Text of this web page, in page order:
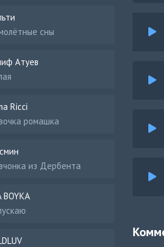
сны
Атуев
Ricci
ромашка
из Дербента
BOYKA